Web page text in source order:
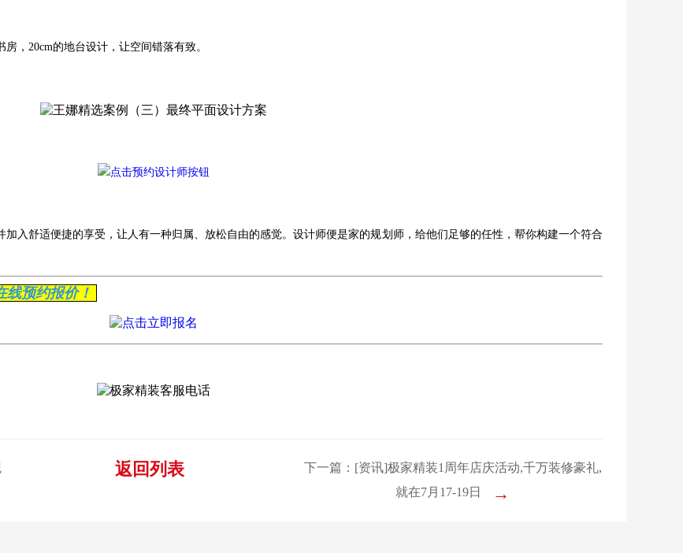
，20cm的地台设计，让空间错落有致。
入舒适便捷的享受，让人有一种归属、放松自由的感觉。设计师便是家的规划师，给他们足够的任性，帮你构建一个符合
线预约报价！
返回列表
下一篇：[资讯]极家精装1周年店庆活动,千万装修豪礼,
就在7月17-19日
→